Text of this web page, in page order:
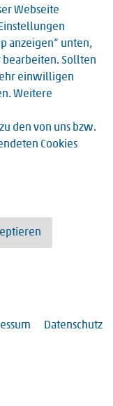
Webseite
anzeigen“ unten,
Sollten
einwilligen
Weitere
den von uns bzw.
Cookies
Datenschutz